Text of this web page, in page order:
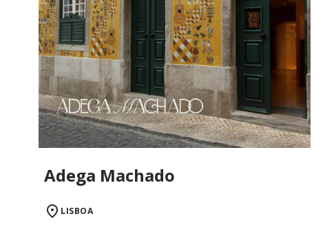
Adega Machado
LISBOA